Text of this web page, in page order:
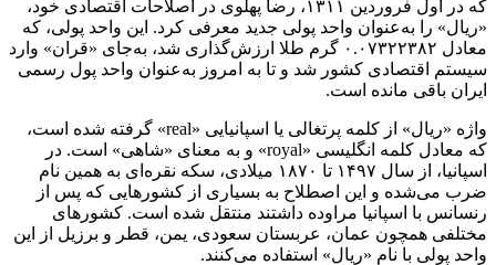
که در اول فروردین ۱۳۱۱، رضا پهلوی در اصلاحات اقتصادی خود،
«ریال» را به‌عنوان واحد پولی جدید معرفی کرد. این واحد پولی، که
معادل ۰.۰۷۳۲۲۳۸۲ گرم طلا ارزش‌گذاری شد، به‌جای «قران» وارد
سیستم اقتصادی کشور شد و تا به امروز به‌عنوان واحد پول رسمی
ایران باقی مانده است.
واژه «ریال» از کلمه پرتغالی یا اسپانیایی «real» گرفته شده است،
که معادل کلمه انگلیسی «royal» و به معنای «شاهی» است. در
اسپانیا، از سال ۱۴۹۷ تا ۱۸۷۰ میلادی، سکه نقره‌ای به همین نام
ضرب می‌شده و این اصطلاح به بسیاری از کشورهایی که پس از
رنسانس با اسپانیا مراوده داشتند منتقل شده است. کشورهای
مختلفی همچون عمان، عربستان سعودی، یمن، قطر و برزیل از این
واحد پولی با نام «ریال» استفاده می‌کنند.